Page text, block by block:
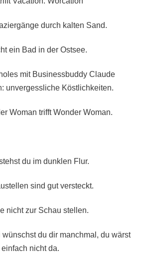
durch kalten Sand.
ein Bad in der Ostsee.
mit Businessbuddy Claude
unvergessliche Köstlichkeiten.
Woman trifft Wonder Woman.
du im dunklen Flur.
sind gut versteckt.
nicht zur Schau stellen.
du dir manchmal, du wärst
einfach nicht da.